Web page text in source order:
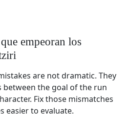
empeoran los
are not dramatic. They
between the goal of the run
Fix those mismatches
easier to evaluate.